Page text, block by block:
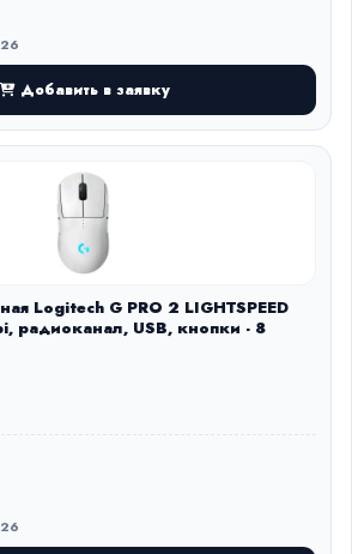
Добавить в заявку
Logitech G PRO 2 LIGHTSPEED
радиоканал, USB, кнопки - 8